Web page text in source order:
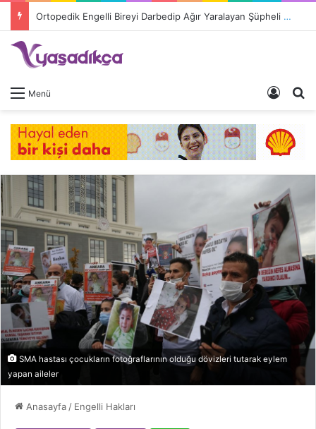
Ortopedik Engelli Bireyi Darbedip Ağır Yaralayan Şüpheli Tutuklandı
Menü Giriş
SMA hastası çocukların fotoğraflarının olduğu dövizleri tutarak eylem
yapan aileler
Anasayfa / Engelli Hakları